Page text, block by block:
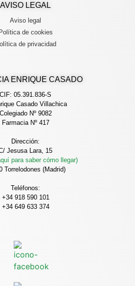
ENRIQUE CASADO
CIF: 05.391.836-S
Casado Villachica
Colegiado Nº 9082
Farmacia Nº 417
Dirección:
Jesusa Lara, 15
para saber cómo llegar)
Torrelodones (Madrid)
Teléfonos:
+34 918 590 101
+34 649 633 374
AVISO LEGAL
Aviso legal
Política de cookies
de privacidad